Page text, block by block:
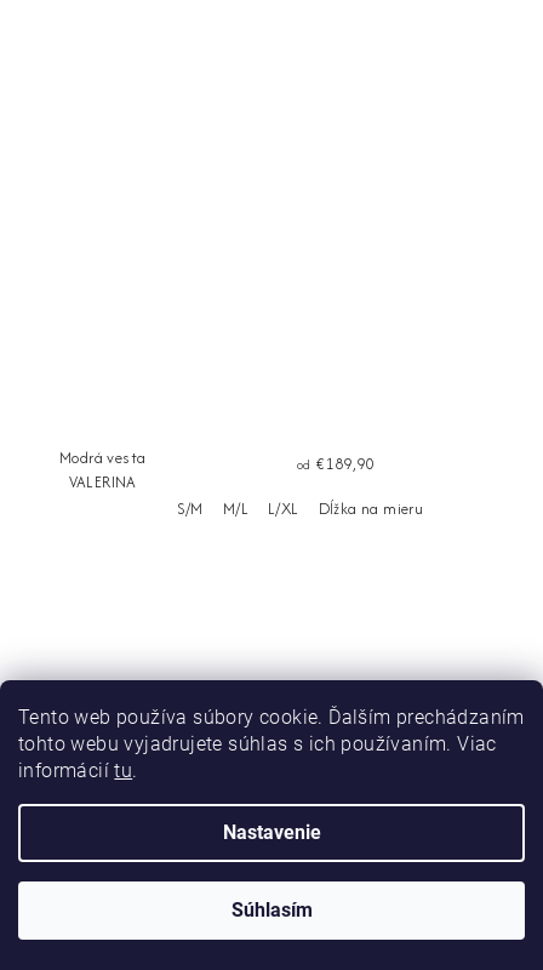
Tento web používa súbory cookie. Ďalším prechádzaním
tohto webu vyjadrujete súhlas s ich používaním. Viac
informáciítu.
Nastavenie
Súhlasím
Modrá vesta
VALERINA
od €189,90
S/M
M/L L/XL Dĺžka na mieru